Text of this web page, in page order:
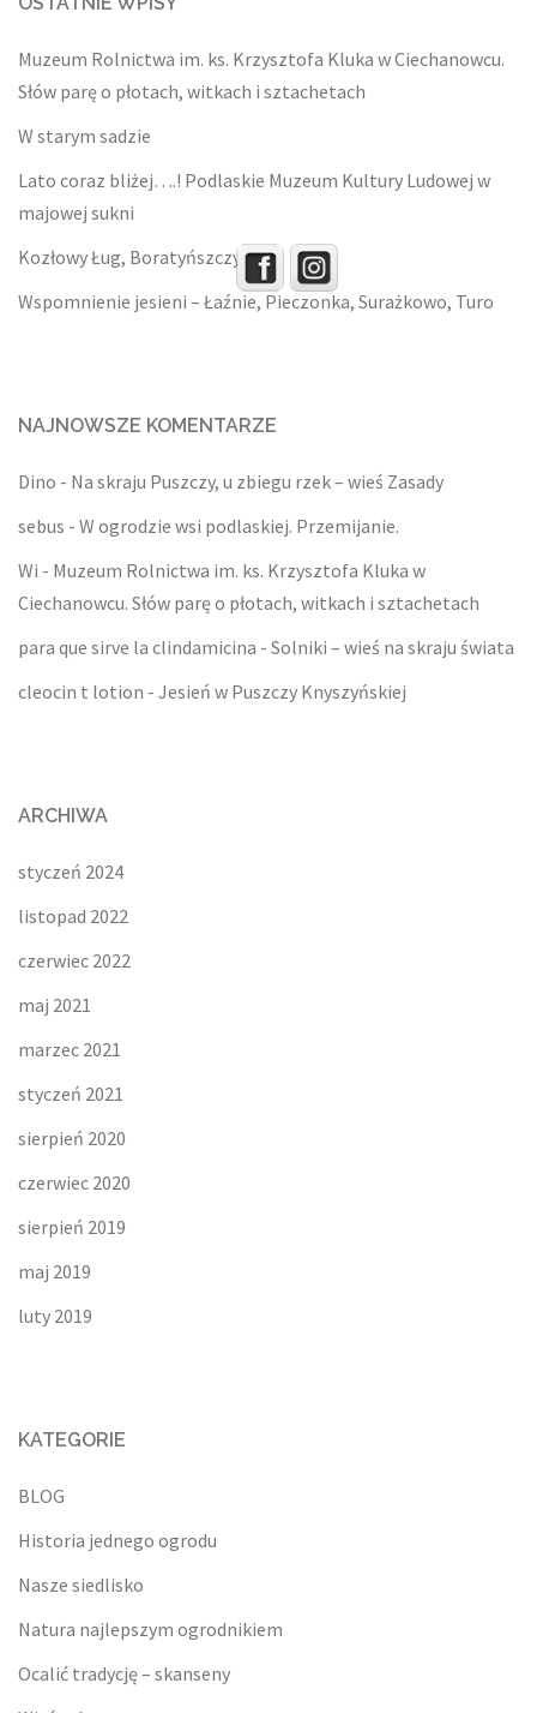
Muzeum Rolnictwa im. ks. Krzysztofa Kluka w Ciechanowcu.
Słów parę o płotach, witkach i sztachetach
W starym sadzie
Lato coraz bliżej….! Podlaskie Muzeum Kultury Ludowej w
majowej sukni
Kozłowy Ług, Boratyńszczyzna
Wspomnienie jesieni – Łaźnie, Pieczonka, Surażkowo, Turo
NAJNOWSZE KOMENTARZE
Dino - Na skraju Puszczy, u zbiegu rzek – wieś Zasady
sebus - W ogrodzie wsi podlaskiej. Przemijanie.
Wi - Muzeum Rolnictwa im. ks. Krzysztofa Kluka w
Ciechanowcu. Słów parę o płotach, witkach i sztachetach
para que sirve la clindamicina - Solniki – wieś na skraju świata
cleocin t lotion - Jesień w Puszczy Knyszyńskiej
ARCHIWA
styczeń 2024
listopad 2022
czerwiec 2022
maj 2021
marzec 2021
styczeń 2021
sierpień 2020
czerwiec 2020
sierpień 2019
maj 2019
luty 2019
KATEGORIE
BLOG
Historia jednego ogrodu
Nasze siedlisko
Natura najlepszym ogrodnikiem
Ocalić tradycję – skanseny